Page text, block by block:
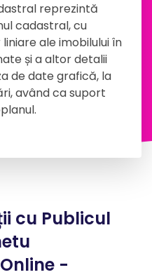
reprezintă
cadastral, cu
ale imobilului în
și a altor detalii
de date grafică, la
având ca suport
cu Publicul
-